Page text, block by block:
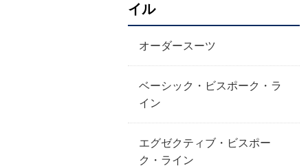
イル
オーダースーツ
ベーシック・ビスポーク・ラ
イン
エグゼクティブ・ビスポー
ク・ライン